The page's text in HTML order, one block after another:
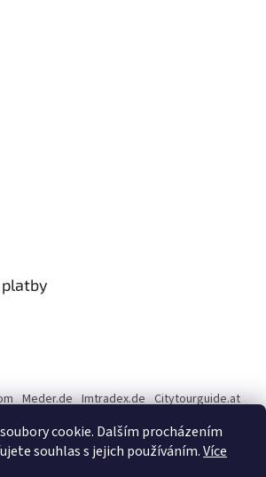
cookie. Dalším procházením
souhlas s jejich používáním.Více
Meder.de Imtradex.de Citytourguide.at